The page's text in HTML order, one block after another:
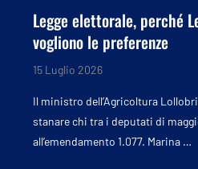
Legge elettorale, perché
vogliono le preferenze
15 Luglio 2026
Il ministro dell’Agricoltura
stanare chi tra i deputati di
all’emendamento 1.077. Marina …